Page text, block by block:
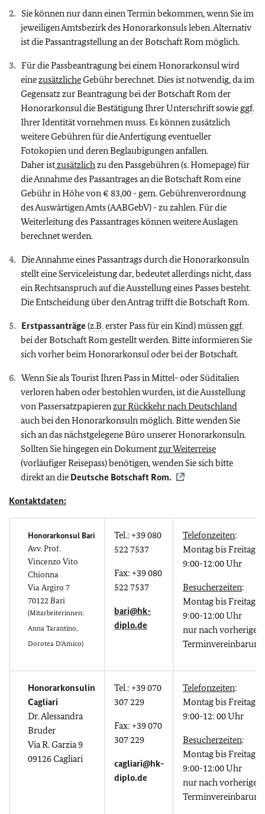
Sie können nur dann einen Termin bekommen, wenn Sie im
jeweiligen Amtsbezirk des Honorarkonsuls leben. Alternativ
ist die Passantragstellung an der Botschaft Rom möglich.
Für die Passbeantragung bei einem Honorarkonsul wird
einezusätzlicheGebühr berechnet. Dies ist notwendig, da im
Gegensatz zur Beantragung bei der Botschaft Rom der
Honorarkonsul die Bestätigung Ihrer Unterschrift sowie ggf.
Ihrer Identität vornehmen muss. Es können zusätzlich
weitere Gebühren für die Anfertigung eventueller
Fotokopien und deren Beglaubigungen anfallen.
Daher istzusätzlichzu den Passgebühren (s. Homepage) für
die Annahme des Passantrages an die Botschaft Rom eine
Gebühr in Höhe von € 83,00 - gem. Gebührenverordnung
des Auswärtigen Amts (AABGebV) - zu zahlen. Für die
Weiterleitung des Passantrages können weitere Auslagen
berechnet werden.
Die Annahme eines Passantrags durch die Honorarkonsuln
stellt eine Serviceleistung dar, bedeutet allerdings nicht, dass
ein Rechtsanspruch auf die Ausstellung eines Passes besteht.
Die Entscheidung über den Antrag trifft die Botschaft Rom.
Erstpassanträge (z.B.erster Pass für ein Kind) müssen ggf.
bei der Botschaft Rom gestellt werden. Bitte informieren Sie
sich vorher beim Honorarkonsul oder bei der Botschaft.
Wenn Sie als Tourist Ihren Pass in Mittel- oder Süditalien
verloren haben oder bestohlen wurden, ist die Ausstellung
von Passersatzpapierenzur Rückkehr nach Deutschland
auch bei den Honorarkonsuln möglich. Bitte wenden Sie
sich an das nächstgelegene Büro unserer Honorarkonsuln.
Sollten Sie hingegen ein Dokumentzur Weiterreise
(vorläufiger Reisepass) benötigen, wenden Sie sich bitte
direkt an die Deutsche Botschaft Rom.
Kontaktdaten:
Honorarkonsul Bari
Avv. Prof.
Vincenzo Vito
Chionna
Via Argiro 7
70122 Bari
(Mitarbeiterinnen:
Anna Tarantino,
Dorotea D'Amico)
Tel.: +39 080
522 7537
Fax: +39 080
522 7537
bari@hk-
diplo.de
Telefonzeiten:
Montag bis Freitag:
9:00-12:00 Uhr
Besucherzeiten:
Montag bis Freitag:
9:00-12:00 Uhr
nur nach vorheriger
Terminvereinbarung
Honorarkonsulin
Cagliari
Dr. Alessandra
Bruder
Via R. Garzia 9
09126 Cagliari
Tel.: +39 070
307 229
Fax: +39 070
307 229
cagliari@hk-
diplo.de
Telefonzeiten:
Montag bis Freitag:
9:00-12: 00 Uhr
Besucherzeiten:
Montag bis Freitag:
9:00-12:00 Uhr
nur nach vorheriger
Terminvereinbarung